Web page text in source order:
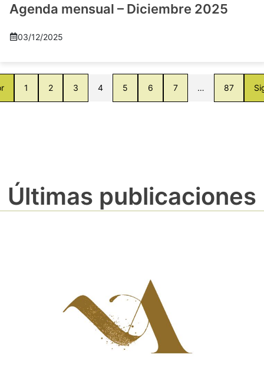
Agenda mensual – Diciembre 2025
03/12/2025
1 2 3 4 5 6 7 … 87
Últimas publicaciones